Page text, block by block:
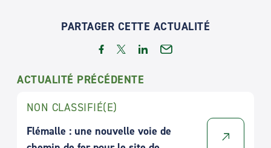
PARTAGER CETTE ACTUALITÉ
ACTUALITÉ PRÉCÉDENTE
NON CLASSIFIÉ(E)
Flémalle : une nouvelle voie de